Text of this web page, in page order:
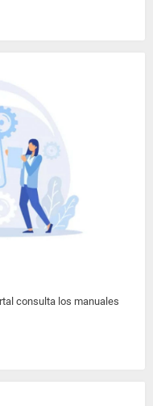
consulta los manuales